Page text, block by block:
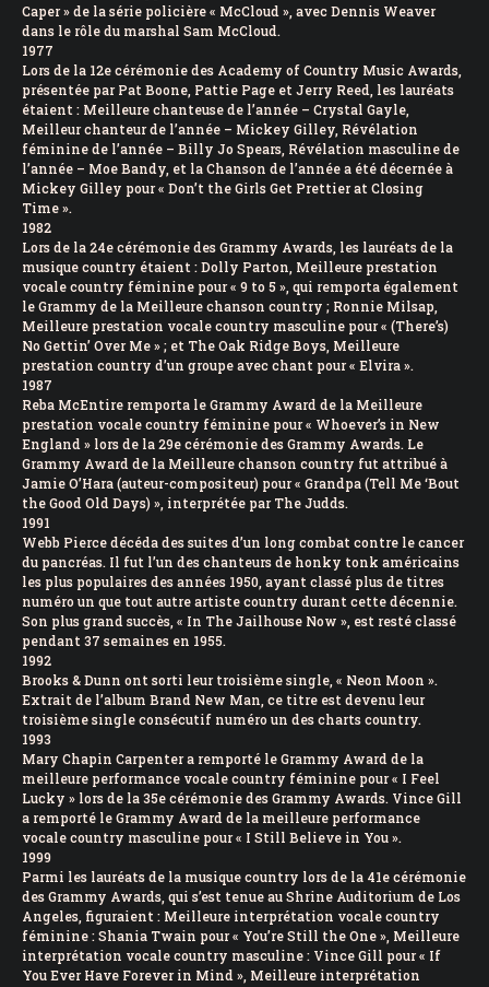
Caper » de la série policière « McCloud », avec Dennis Weaver
dans le rôle du marshal Sam McCloud.
1977
Lors de la 12e cérémonie des Academy of Country Music Awards,
présentée par Pat Boone, Pattie Page et Jerry Reed, les lauréats
étaient : Meilleure chanteuse de l’année – Crystal Gayle,
Meilleur chanteur de l’année – Mickey Gilley, Révélation
féminine de l’année – Billy Jo Spears, Révélation masculine de
l’année – Moe Bandy, et la Chanson de l’année a été décernée à
Mickey Gilley pour « Don’t the Girls Get Prettier at Closing
Time ».
1982
Lors de la 24e cérémonie des Grammy Awards, les lauréats de la
musique country étaient : Dolly Parton, Meilleure prestation
vocale country féminine pour « 9 to 5 », qui remporta également
le Grammy de la Meilleure chanson country ; Ronnie Milsap,
Meilleure prestation vocale country masculine pour « (There’s)
No Gettin’ Over Me » ; et The Oak Ridge Boys, Meilleure
prestation country d’un groupe avec chant pour « Elvira ».
1987
Reba McEntire remporta le Grammy Award de la Meilleure
prestation vocale country féminine pour « Whoever’s in New
England » lors de la 29e cérémonie des Grammy Awards. Le
Grammy Award de la Meilleure chanson country fut attribué à
Jamie O’Hara (auteur-compositeur) pour « Grandpa (Tell Me ‘Bout
the Good Old Days) », interprétée par The Judds.
1991
Webb Pierce décéda des suites d’un long combat contre le cancer
du pancréas. Il fut l’un des chanteurs de honky tonk américains
les plus populaires des années 1950, ayant classé plus de titres
numéro un que tout autre artiste country durant cette décennie.
Son plus grand succès, « In The Jailhouse Now », est resté classé
pendant 37 semaines en 1955.
1992
Brooks & Dunn ont sorti leur troisième single, « Neon Moon ».
Extrait de l’album Brand New Man, ce titre est devenu leur
troisième single consécutif numéro un des charts country.
1993
Mary Chapin Carpenter a remporté le Grammy Award de la
meilleure performance vocale country féminine pour « I Feel
Lucky » lors de la 35e cérémonie des Grammy Awards. Vince Gill
a remporté le Grammy Award de la meilleure performance
vocale country masculine pour « I Still Believe in You ».
1999
Parmi les lauréats de la musique country lors de la 41e cérémonie
des Grammy Awards, qui s’est tenue au Shrine Auditorium de Los
Angeles, figuraient : Meilleure interprétation vocale country
féminine : Shania Twain pour « You’re Still the One », Meilleure
interprétation vocale country masculine : Vince Gill pour « If
You Ever Have Forever in Mind », Meilleure interprétation